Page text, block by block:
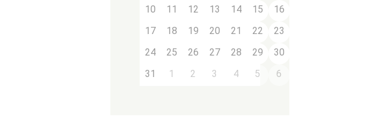
10
11 12 13 14 15
16
17
18 19 20 21 22
23
24
25 26 27 28 29
30
31
1 2 3 4 5 6